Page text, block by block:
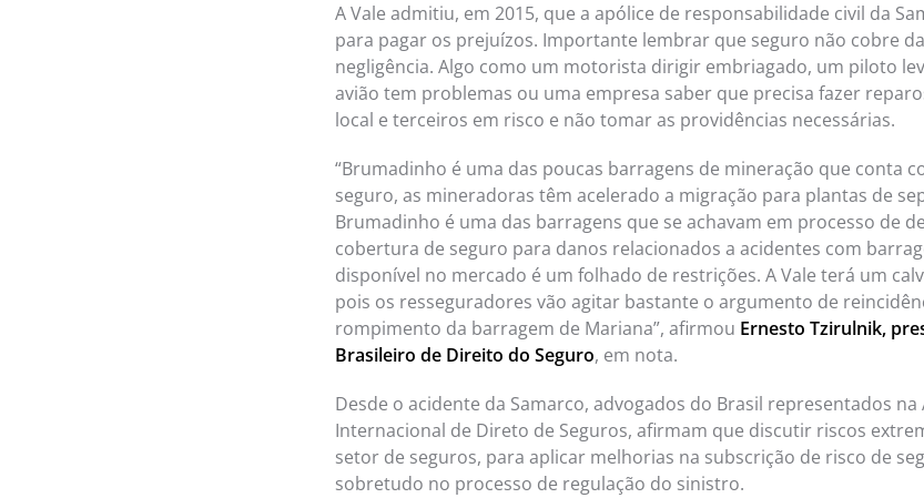
A Vale admitiu, em 2015, que a apólice de responsabilidade civil da
para pagar os prejuízos. Importante lembrar que seguro não cobre
negligência. Algo como um motorista dirigir embriagado, um piloto
avião tem problemas ou uma empresa saber que precisa fazer
local e terceiros em risco e não tomar as providências necessárias.
“Brumadinho é uma das poucas barragens de mineração que conta
seguro, as mineradoras têm acelerado a migração para plantas de
Brumadinho é uma das barragens que se achavam em processo de
cobertura de seguro para danos relacionados a acidentes com
disponível no mercado é um folhado de restrições. A Vale terá um
pois os resseguradores vão agitar bastante o argumento de
rompimento da barragem de Mariana”, afirmou Ernesto Tzirulnik,
Brasileiro de Direito do Seguro, em nota.
Desde o acidente da Samarco, advogados do Brasil representados na
Internacional de Direto de Seguros, afirmam que discutir riscos
setor de seguros, para aplicar melhorias na subscrição de risco de
sobretudo no processo de regulação do sinistro.